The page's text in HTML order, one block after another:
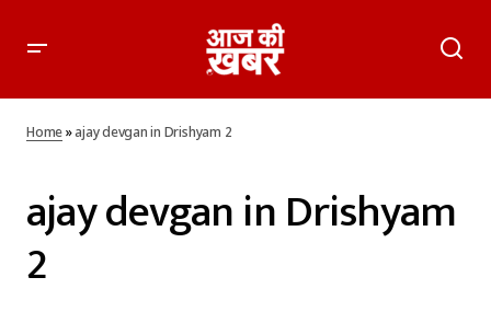
Home»ajay devgan in Drishyam 2
ajay devgan in Drishyam
2